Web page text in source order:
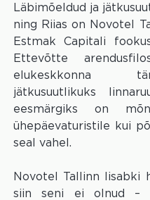
Läbimõeldud ja
ning Riias on Novotel
Estmak Capitali
Ettevõtte
elukeskkonna
jätkusuutlikuks
eesmärgiks on
ühepäevaturistile kui
seal vahel.
Novotel Tallinn lisabki
siin seni ei olnud –